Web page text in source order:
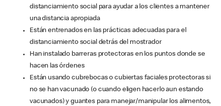
distanciamiento social para ayudar a los clientes a mantener
una distancia apropiada
Están entrenados en las prácticas adecuadas para el
distanciamiento social detrás del mostrador
Han instalado barreras protectoras en los puntos donde se
hacen las órdenes
Están usando cubrebocas o cubiertas faciales protectoras si
no se han vacunado (o cuando eligen hacerlo aun estando
vacunados) y guantes para manejar/manipular los alimentos,